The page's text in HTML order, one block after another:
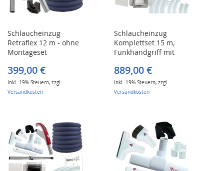
Schlaucheinzug
Retraflex 12 m - ohne
Montageset
399,00 €
Inkl. 19% Steuern, zzgl.
Versandkosten
Schlaucheinzug
Komplettset 15 m,
Funkhandgriff mit
889,00 €
Inkl. 19% Steuern,zzgl.
Versandkosten